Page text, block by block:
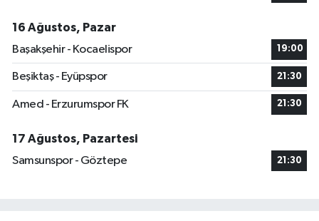
16 Ağustos, Pazar
Başakşehir - Kocaelispor
19:00
Beşiktaş - Eyüpspor 21:30
Amed - Erzurumspor FK 21:30
17 Ağustos, Pazartesi
Samsunspor - Göztepe
21:30